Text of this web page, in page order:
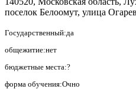
поселок Белоомут, улица
Государственный:да
общежитие:нет
бюджетные места:?
форма обучения:Очно